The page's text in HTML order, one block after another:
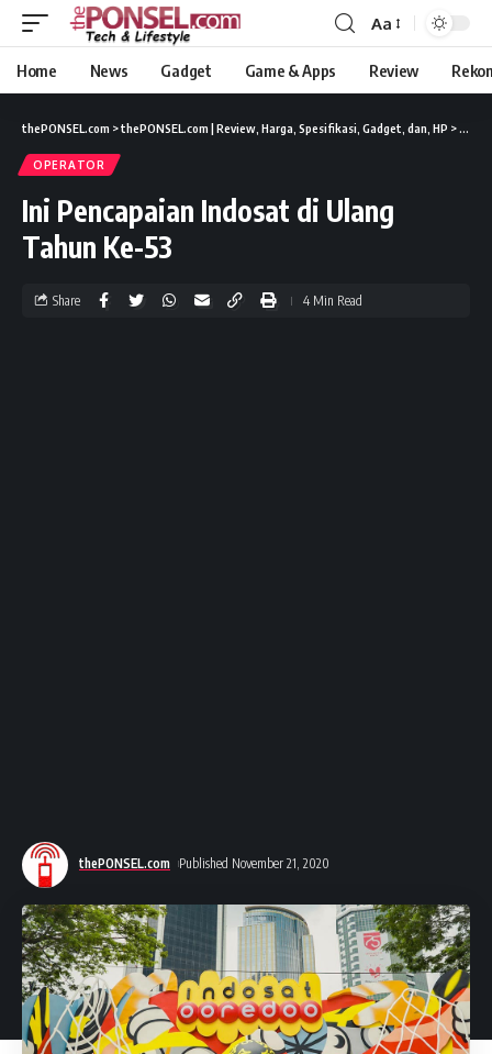
Aa
Home News Gadget Game & Apps Review
thePONSEL.com >thePONSEL.com | Review, Harga, Spesifikasi, Gadget, dan, HP > News
OPERATOR
Ini Pencapaian Indosat di Ulang
Tahun Ke-53
thePONSEL.com Published November 21, 2020
Share 4 Min Read